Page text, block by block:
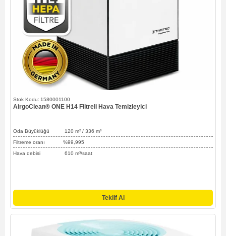
1580001100
AirgoClean® ONE H14 Filtreli Hava Temizleyici
Oda Büyüklüğü 120 m² / 336 m³
Filtreme oranı %99,995
Hava debisi 610 m³/saat
Teklif Al